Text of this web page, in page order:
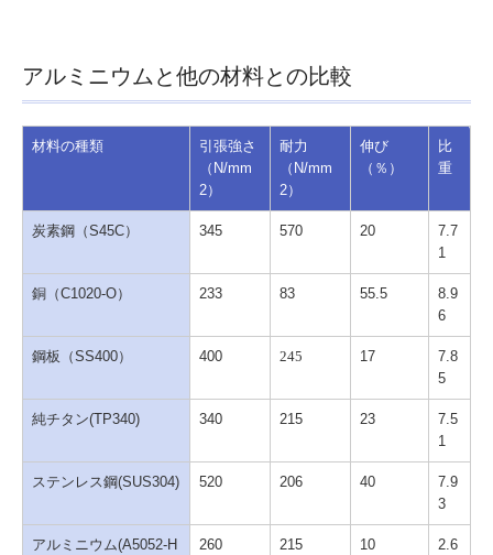
アルミニウムと他の材料との比較
材料の種類
引張強さ
（N/mm
2）
耐力
（N/mm
2）
伸び
（％）
比
重
炭素鋼（S45C） 345 570 20
7.7
1
銅（C1020-O） 233 83 55.5
8.9
6
鋼板（SS400） 400 245 17
7.8
5
純チタン(TP340) 340 215 23
7.5
1
ステンレス鋼(SUS304) 520 206 40
7.9
3
アルミニウム(A5052-H
260 215 10
2.6